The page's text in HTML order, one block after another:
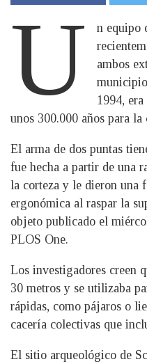
U
n equipo
ambos
1994,
unos 300.000 años para
El arma de dos puntas
fue hecha a partir de una
la corteza y le dieron una
ergonómica al raspar la
objeto publicado el
PLOS One.
Los investigadores creen
30 metros y se utilizaba
rápidas, como pájaros o
cacería colectivas que
El sitio arqueológico de